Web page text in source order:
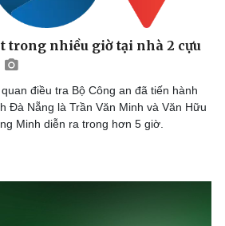
trong nhiều giờ tại nhà 2 cựu
điều tra Bộ Công an đã tiến hành
Đà Nẵng là Trần Văn Minh và Văn Hữu
Minh diễn ra trong hơn 5 giờ.